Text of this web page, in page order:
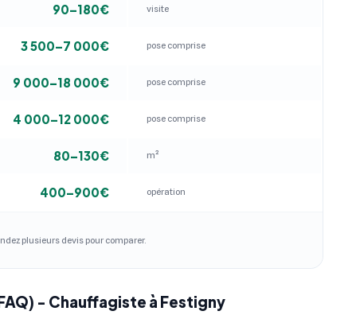
90–180€ visite
3 500–7 000€ pose comprise
9 000–18 000€ pose comprise
4 000–12 000€ pose comprise
80–130€ m²
400–900€ opération
plusieurs devis pour comparer.
- Chauffagiste à Festigny